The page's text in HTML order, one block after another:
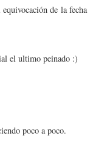
de la fecha
el ultimo peinado :)
poco a poco.